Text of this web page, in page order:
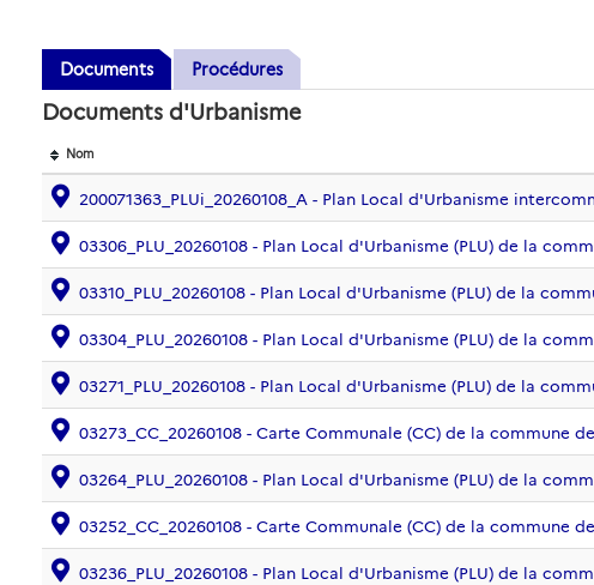
Documents
Procédures
Documents d'Urbanisme
Nom
200071363_PLUi_20260108_A - Plan Local d'Urbanisme
03306_PLU_20260108 - Plan Local d'Urbanisme (PLU) de la
03310_PLU_20260108 - Plan Local d'Urbanisme (PLU) de la
03304_PLU_20260108 - Plan Local d'Urbanisme (PLU) de la
03271_PLU_20260108 - Plan Local d'Urbanisme (PLU) de la
03273_CC_20260108 - Carte Communale (CC) de la commune de
03264_PLU_20260108 - Plan Local d'Urbanisme (PLU) de la
03252_CC_20260108 - Carte Communale (CC) de la commune
03236_PLU_20260108 - Plan Local d'Urbanisme (PLU) de la